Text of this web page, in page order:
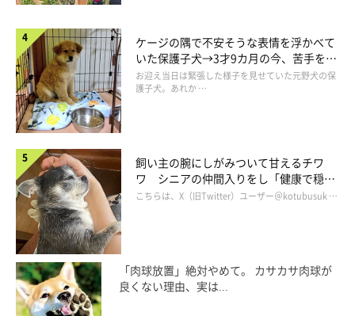
ケージの隅で不安そうな表情を浮かべて
いた保護子犬→3才9カ月の今、苦手を克
服し頼もしいコに成長！
お迎え当日は緊張した様子を見せていた元野犬の保
護子犬。あれか …
飼い主の腕にしがみついて甘えるチワ
ワ シニアの仲間入りをし「健康で穏や
かな暮らしが続いてほしい」と願う
こちらは、X（旧Twitter）ユーザー＠kotubusuk …
「肉球放置」絶対やめて。 カサカサ肉球が
良くない理由、実は...